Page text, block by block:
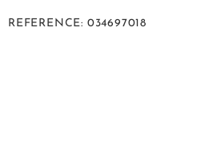
REFERENCE 034697018